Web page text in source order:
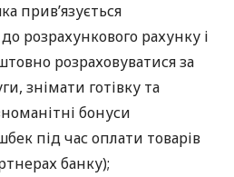
прив’язується
розрахункового рахунку і
розраховуватися за
знімати готівку та
бонуси
під час оплати товарів
банку);